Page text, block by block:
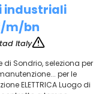
industriali
m/bn
Italy
Sondrio, seleziona per
per le
ELETTRICA Luogo di